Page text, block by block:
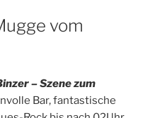
vom
– Szene zum
Bar, fantastische